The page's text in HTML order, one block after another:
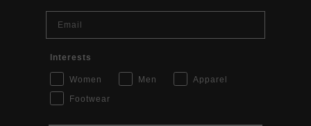
Interests
Women Men
Apparel
Footwear